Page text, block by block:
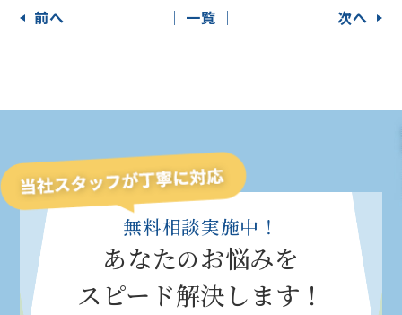
前へ 次へ
│ 一覧 │
無料相談実施中！
あなたのお悩みを
スピード解決します！